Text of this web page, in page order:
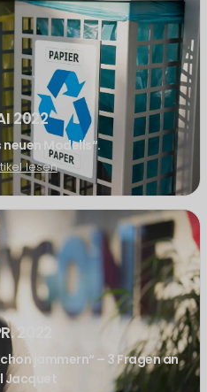
2022
Modells“.
lesen
2022
jammern“ – 3 Fragen an